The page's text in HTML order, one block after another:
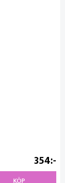
354